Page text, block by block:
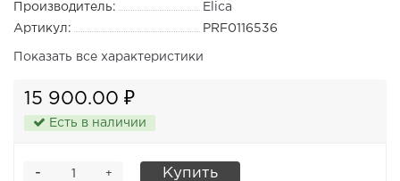
Производитель:
Elica
Артикул:
PRF0116536
Показать все характеристики
15 900.00 ₽
Есть в наличии
+
- Купить